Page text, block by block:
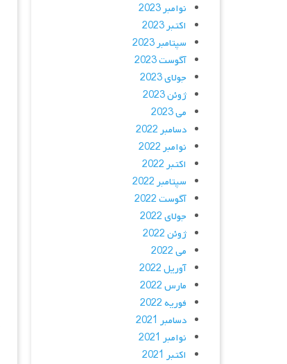
نوامبر 2023
اکتبر 2023
سپتامبر 2023
آگوست 2023
جولای 2023
ژوئن 2023
می 2023
دسامبر 2022
نوامبر 2022
اکتبر 2022
سپتامبر 2022
آگوست 2022
جولای 2022
ژوئن 2022
می 2022
آوریل 2022
مارس 2022
فوریه 2022
دسامبر 2021
نوامبر 2021
اکتبر 2021